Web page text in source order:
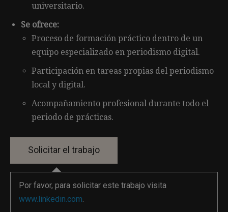
universitario.
Se ofrece:
Proceso de formación práctico dentro de un
equipo especializado en periodismo digital.
Participación en tareas propias del periodismo
local y digital.
Acompañamiento profesional durante todo el
periodo de prácticas.
Por favor, para solicitar este trabajo visita
www.linkedin.com.